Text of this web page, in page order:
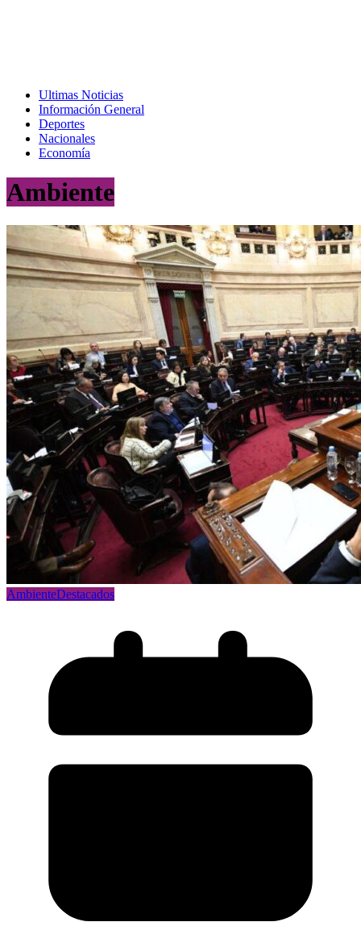
Ultimas Noticias
Información General
Deportes
Nacionales
Economía
Ambiente
AmbienteDestacados